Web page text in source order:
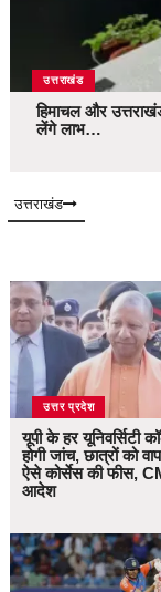
उत्तराखंड
हिमाचल और
लेंगे लाभ…
उत्तराखंड
उत्तर प्रदेश
यूपी के हर यूनिवर्सिटी
होगी जांच, छात्रों को
ऐसे कोर्सेस की फीस,
आदेश